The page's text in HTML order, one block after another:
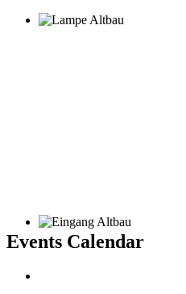
Events Calendar